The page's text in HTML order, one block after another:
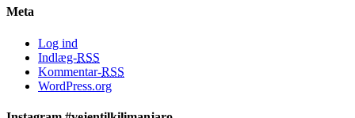
Meta
Log ind
Indlæg-RSS
Kommentar-RSS
WordPress.org